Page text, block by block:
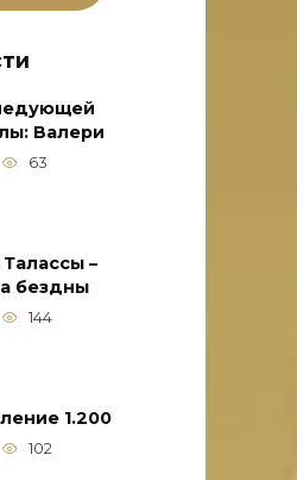
Валери
63
–
бездны
144
1.200
102